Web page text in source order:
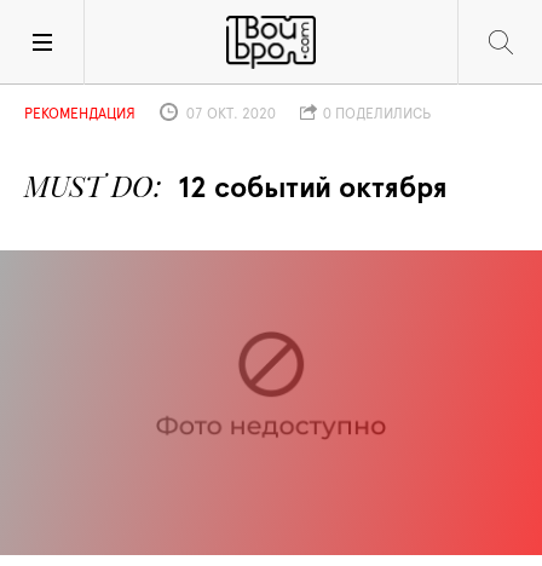
MUST DO 12 событий октября
РЕКОМЕНДАЦИЯ 07 ОКТ. 2020 0 ПОДЕЛИЛИСЬ